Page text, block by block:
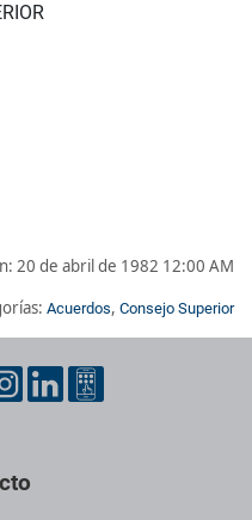
20 de abril de 1982 12:00 AM
Acuerdos, Consejo Superior
contacto, redes sociales y